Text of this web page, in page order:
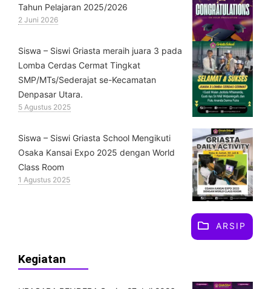
Tahun Pelajaran 2025/2026
2 Juni 2026
Siswa – Siswi Griasta meraih juara 3 pada
Lomba Cerdas Cermat Tingkat
SMP/MTs/Sederajat se-Kecamatan
Denpasar Utara.
5 Agustus 2025
Siswa – Siswi Griasta School Mengikuti
Osaka Kansai Expo 2025 dengan World
Class Room
1 Agustus 2025
ARSIP
Kegiatan